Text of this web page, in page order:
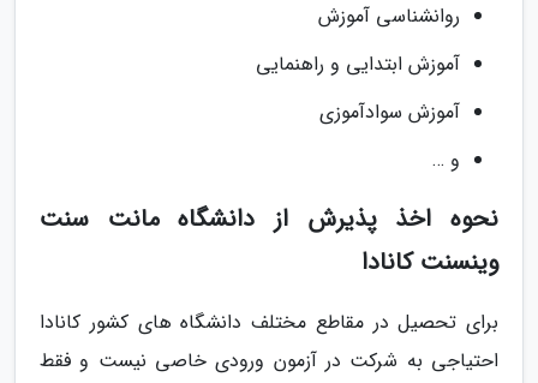
روانشناسی آموزش
آموزش ابتدایی و راهنمایی
آموزش سوادآموزی
و …
نحوه اخذ پذیرش از دانشگاه مانت سنت
وینسنت کانادا
برای تحصیل در مقاطع مختلف دانشگاه های کشور کانادا
احتیاجی به شرکت در آزمون ورودی خاصی نیست و فقط